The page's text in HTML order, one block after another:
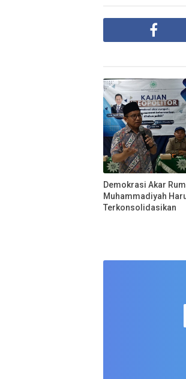
Demokrasi Akar
Muhammadiyah
Terkonsolidasikan